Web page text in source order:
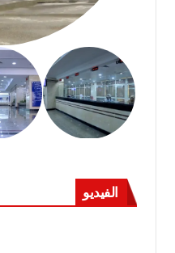
الفيديو